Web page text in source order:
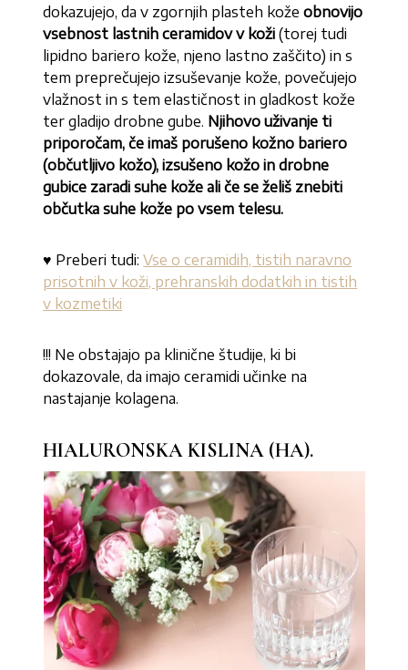
dokazujejo, da v zgornjih plasteh kožeobnovijo
vsebnost lastnih ceramidov v koži (torej tudi
lipidno bariero kože, njeno lastno zaščito) in s
tem preprečujejo izsuševanje kože, povečujejo
vlažnost in s tem elastičnost in gladkost kože
ter gladijo drobne gube. Njihovo uživanje ti
priporočam, če imaš porušeno kožno bariero
(občutljivo kožo), izsušeno kožo in drobne
gubice zaradi suhe kože ali če se želiš znebiti
občutka suhe kože po vsem telesu.
♥ Preberi tudi:Vse o ceramidih, tistih naravno
prisotnih v koži, prehranskih dodatkih in tistih
v kozmetiki
!!! Ne obstajajo pa klinične študije, ki bi
dokazovale, da imajo ceramidi učinke na
nastajanje kolagena.
HIALURONSKA KISLINA (HA).